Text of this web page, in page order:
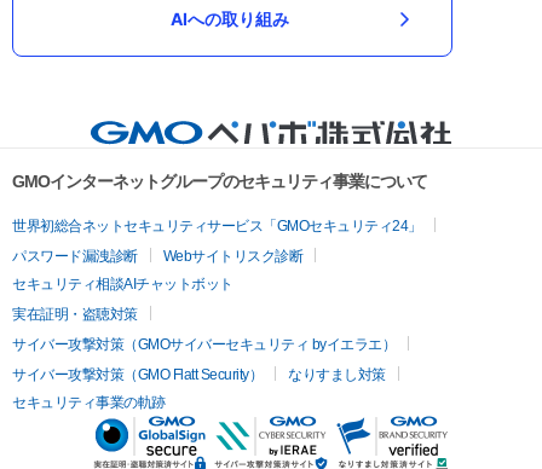
AIへの取り組み
GMOインターネットグループのセキュリティ事業について
世界初総合ネットセキュリティサービス「GMOセキュリティ24」
パスワード漏洩診断
Webサイトリスク診断
セキュリティ相談AIチャットボット
実在証明・盗聴対策
サイバー攻撃対策（GMOサイバーセキュリティ byイエラエ）
サイバー攻撃対策（GMO Flatt Security）
なりすまし対策
セキュリティ事業の軌跡